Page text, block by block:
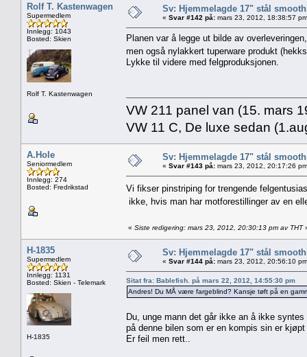
Rolf T. Kastenwagen
Supermedlem
Innlegg: 1043
Bosted: Skien
Rolf T. Kastenwagen
Sv: Hjemmelagde 17" stål
« Svar #142 på: mars 23, 2012, 18:38:57
Planen var å legge ut bilde av
men også nylakkert tuperware produkt
Lykke til videre med felgproduksjonen.
VW 211 panel van (15. mars
VW 11 C, De luxe sedan
A.Hole
Seniormedlem
Innlegg: 274
Bosted: Fredrikstad
Sv: Hjemmelagde 17" stål
« Svar #143 på: mars 23, 2012, 20:17:26
Vi fikser pinstriping for trengende
ikke, hvis man har motforestillinger av en
« Siste redigering: mars 23, 2012, 20:30:13 pm av THT
H-1835
Supermedlem
Innlegg: 1131
Bosted: Skien - Telemark
H-1835
Sv: Hjemmelagde 17" stål
« Svar #144 på: mars 23, 2012, 20:56:10
Sitat fra: Bablefish. på mars 22, 2012, 14:55:30 pm
Andres! Du MÅ være fargeblind? Kansje tøft på en
Du, unge mann det går ikke an å ikke
på denne bilen som er en kompis sin er
Er feil men rett..